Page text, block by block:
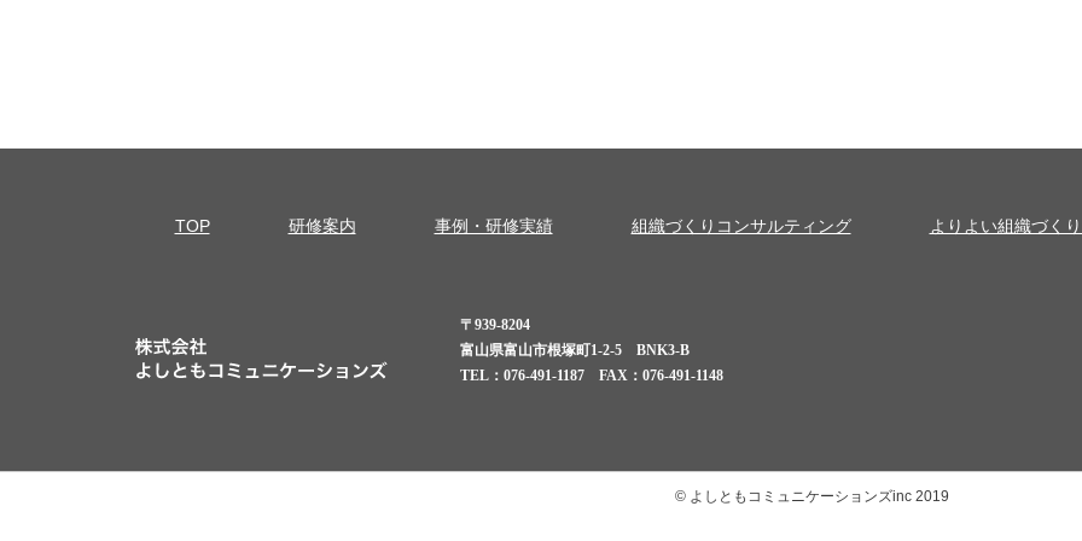
TOP 研修案内 事例・研修実績 組織づくりコンサルティング よりよい組織づく
〒939-8204
富山県富山市根塚町1-2-5 BNK3-B
TEL：076-491-1187 FAX：076-491-1148
© よしともコミュニケーションズinc 2019